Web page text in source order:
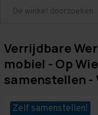
Zoeken
Verrijdbare
mobiel - Op
samenstellen -
Zelf samenstellen!